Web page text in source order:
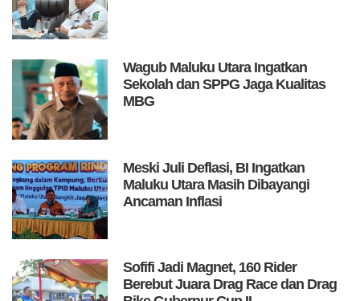
Wagub Maluku Utara Ingatkan
Sekolah dan SPPG Jaga Kualitas
MBG
Meski Juli Deflasi, BI Ingatkan
Maluku Utara Masih Dibayangi
Ancaman Inflasi
Sofifi Jadi Magnet, 160 Rider
Berebut Juara Drag Race dan Drag